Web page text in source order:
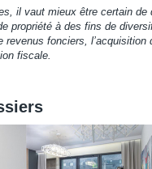
il vaut mieux être certain
propriété à des fins de
revenus fonciers,
fiscale.